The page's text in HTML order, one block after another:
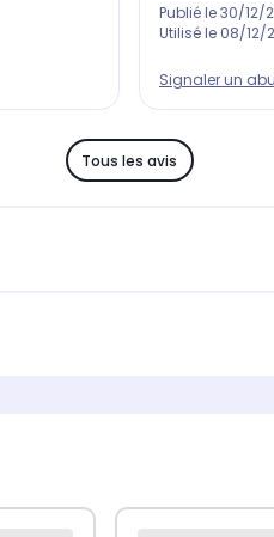
Publié le30/12/
Utilisé le 08/12/
Signaler un
Tous les avis